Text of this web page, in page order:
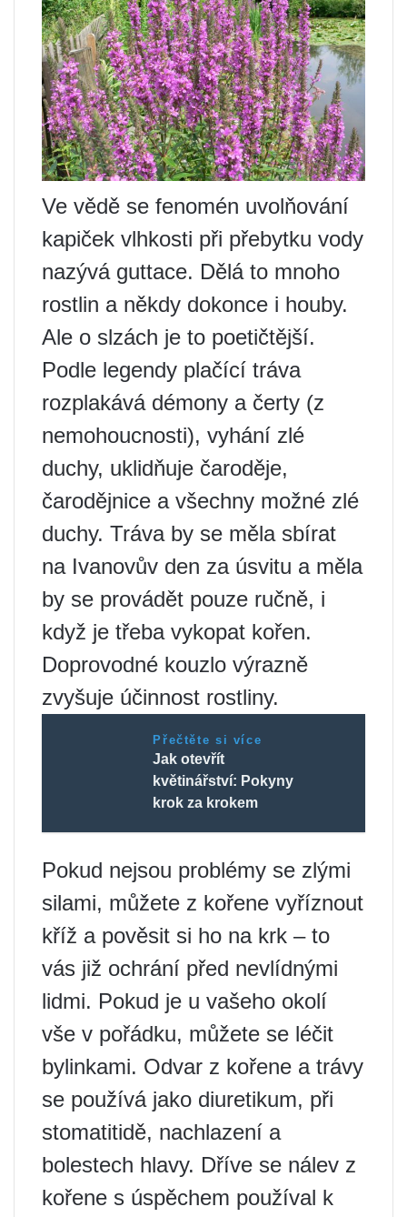
Ve vědě se fenomén uvolňování
kapiček vlhkosti při přebytku vody
nazývá guttace. Dělá to mnoho
rostlin a někdy dokonce i houby.
Ale o slzách je to poetičtější.
Podle legendy plačící tráva
rozplakává démony a čerty (z
nemohoucnosti), vyhání zlé
duchy, uklidňuje čaroděje,
čarodějnice a všechny možné zlé
duchy. Tráva by se měla sbírat
na Ivanovův den za úsvitu a měla
by se provádět pouze ručně, i
když je třeba vykopat kořen.
Doprovodné kouzlo výrazně
zvyšuje účinnost rostliny.
Přečtěte si více
Jak otevřít
květinářství: Pokyny
krok za krokem
Pokud nejsou problémy se zlými
silami, můžete z kořene vyříznout
kříž a pověsit si ho na krk – to
vás již ochrání před nevlídnými
lidmi. Pokud je u vašeho okolí
vše v pořádku, můžete se léčit
bylinkami. Odvar z kořene a trávy
se používá jako diuretikum, při
stomatitidě, nachlazení a
bolestech hlavy. Dříve se nálev z
kořene s úspěchem používal k